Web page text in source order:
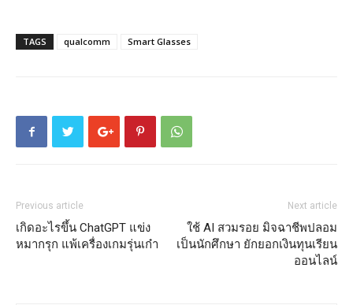
TAGS qualcomm Smart Glasses
Previous article
เกิดอะไรขึ้น ChatGPT แข่ง
หมากรุก แพ้เครื่องเกมรุ่นเก๋า
Next article
ใช้ AI สวมรอย มิจฉาชีพปลอม
เป็นนักศึกษา ยักยอกเงินทุนเรียน
ออนไลน์